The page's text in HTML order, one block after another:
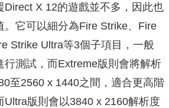
Direct X 12的遊戲並不多，因此也
。它可以細分為Fire Strike、Fire
Strike Ultra等3個子項目，一般
行測試，而Extreme版則會將解析
至2560 x 1440之間，適合更高階
Ultra版則會以3840 x 2160解析度